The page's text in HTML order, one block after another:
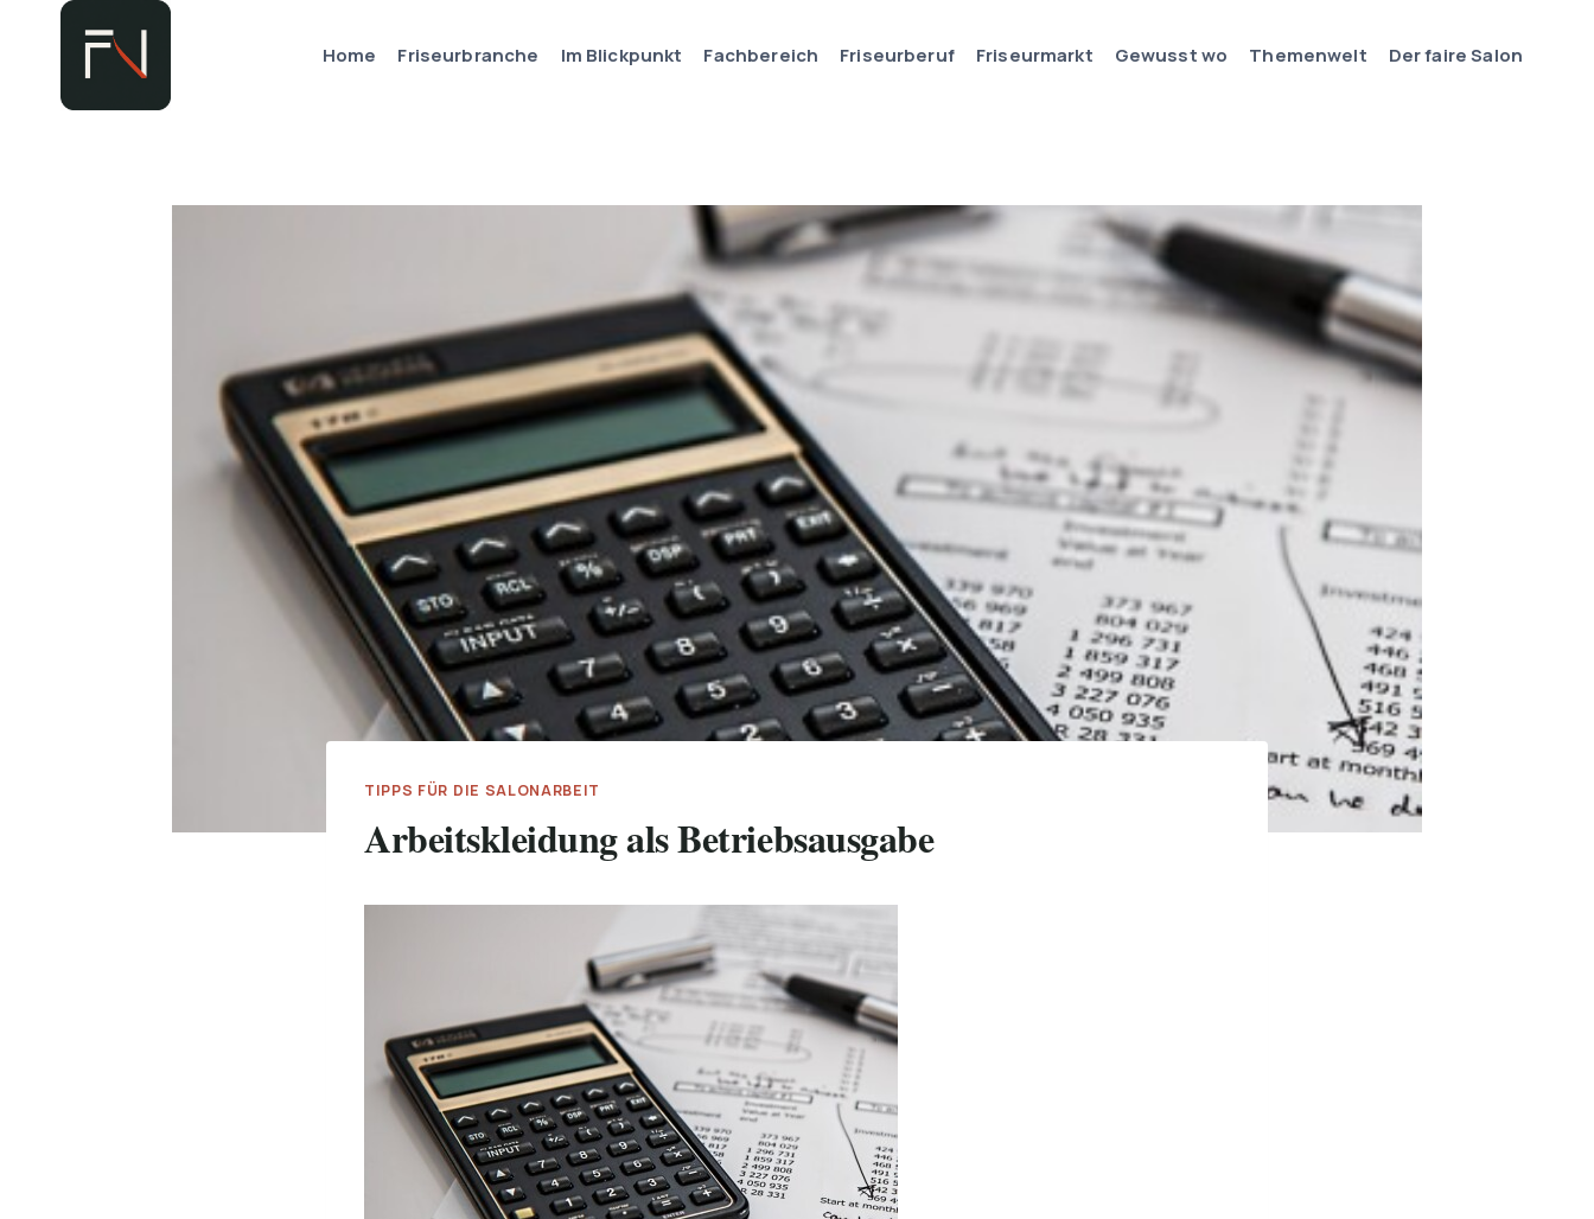
springen
Home Friseurbranche Im Blickpunkt Fachbereich Friseurberuf Friseurmarkt Gewusst wo Themenwelt Der faire Salon
TIPPS FÜR DIE SALONARBEIT
Arbeitskleidung als Betriebsausgabe